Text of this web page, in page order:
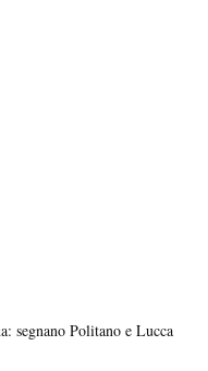
segnano Politano e Lucca